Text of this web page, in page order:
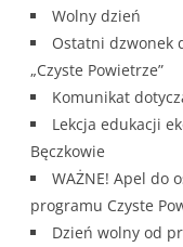
Wolny dzień
Ostatni dzwonek
„Czyste Powietrze”
Komunikat
Lekcja edukacji
Bęczkowie
WAŻNE! Apel do
programu Czyste
Dzień wolny od